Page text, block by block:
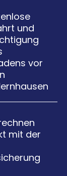
und
vor
mit der